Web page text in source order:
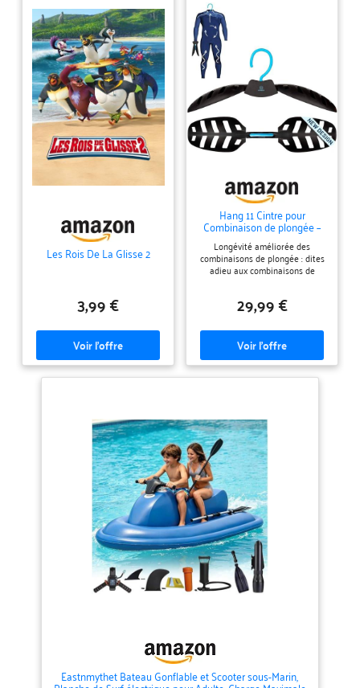
Les Rois De La Glisse 2
3,99 €
Hang 11 Cintre pour
Combinaison de plongée –
Cintres ultimes pour surfeurs,
améliore la longévité de
Votre Combinaison Humide,
séchage Rapide, idéal pour
sous-Marine (Bleu)
Longévité améliorée des
combinaisons de plongée : dites
adieu aux combinaisons de
Les larges épaulettes de notre
cintre avec aérations
garantissent un maintien sûr
sans compromettre votre
précieux équipement. Les cintres
réguliers endommagent les
épaules de votre costume et
avec notre cintre de combinaison
de plongée. Séchage rapide :
profitez de la puissance de la
technologie de séchage rapide.
Notre cintre pour combinaison
de plongée avec aérations est
conçu pour une circulation rapide
de l'air, éliminant l'humidité et
les odeurs désagréables.
Accrochez votre combinaison de
plongée après la patrouille de
l'aube et laissez-la sécher à
temps pour votre séance de
l'après-midi. Robuste comme des
ongles : les cintres pliables
Notre design nouvellement
développé élimine complètement
le cintre peut supporter les
29,99 €
Eastnmythet Bateau Gonflable et Scooter sous-Marin,